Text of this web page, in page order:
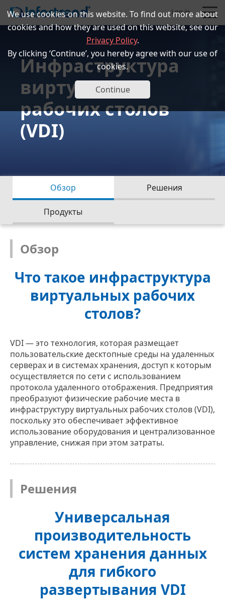
We use cookies on this website. To find out more about
cookies and how they are used on this website, see our
Privacy Policy.
By clicking ‘Continue’, you hereby agree with our use of
cookies.
Continue
Log in
Инфраструктура
виртуальных
рабочих столов
(VDI)
Обзор Решения
Продукты
Обзор
Что такое инфраструктура
виртуальных рабочих
столов?
VDI — это технология, которая размещает
пользовательские десктопные среды на удаленных
серверах и в системах хранения, доступ к которым
осуществляется по сети с использованием
протокола удаленного отображения. Предприятия
преобразуют физические рабочие места в
инфраструктуру виртуальных рабочих столов (VDI),
поскольку это обеспечивает эффективное
использование оборудования и централизованное
управление, снижая при этом затраты.
Решения
Универсальная
производительность
систем хранения данных
для гибкого
развертывания VDI
Продукты
Решения
Поддержка
О компании